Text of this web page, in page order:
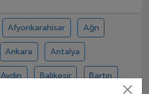
Afyonkarahisar Ağrı
Ankara Antalya
Aydın Balıkesir Bartın